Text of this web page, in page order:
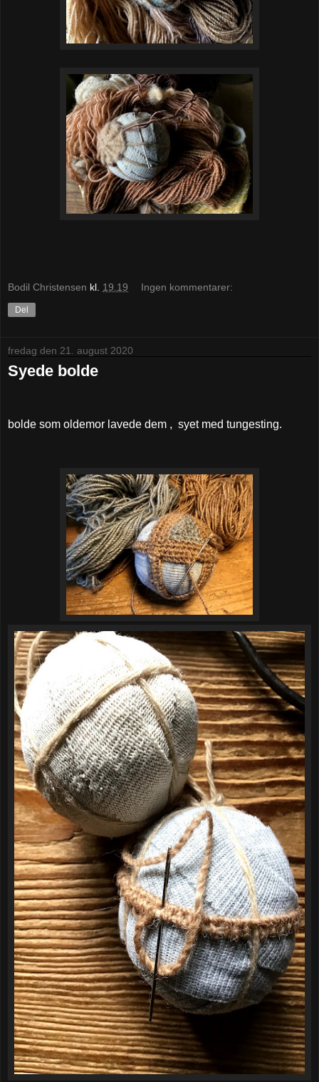
Bodil Christensen kl. 19.19 Ingen kommentarer:
Del
fredag den 21. august 2020
Syede bolde
bolde som oldemor lavede dem , syet med tungesting.